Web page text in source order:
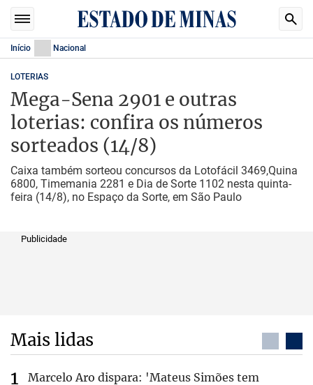
Início Nacional
LOTERIAS
Mega-Sena 2901 e outras
loterias: confira os números
sorteados (14/8)
Caixa também sorteou concursos da Lotofácil 3469,Quina
6800, Timemania 2281 e Dia de Sorte 1102 nesta quinta-
feira (14/8), no Espaço da Sorte, em São Paulo
Publicidade
Mais lidas
Marcelo Aro dispara: 'Mateus Simões tem